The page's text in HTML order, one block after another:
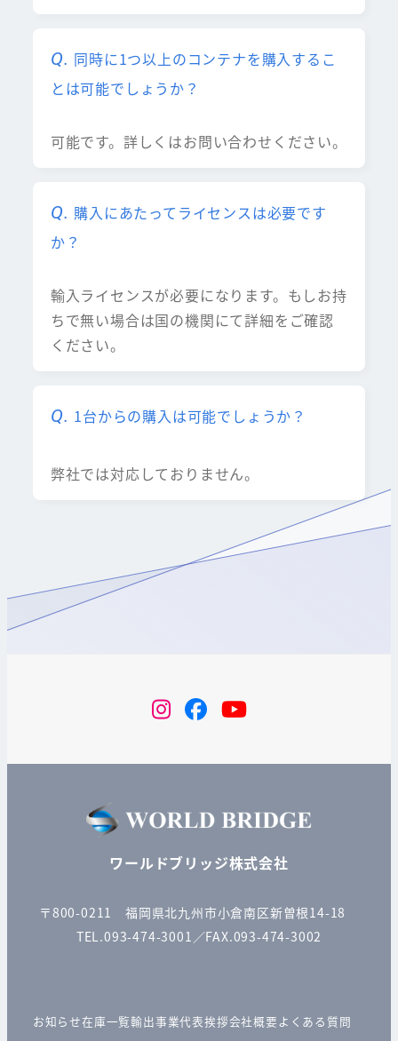
同時に1つ以上のコンテナを購入するこ
とは可能でしょうか？
可能です。詳しくはお問い合わせください。
購入にあたってライセンスは必要です
か？
輸入ライセンスが必要になります。もしお持
ちで無い場合は国の機関にて詳細をご確認
ください。
1台からの購入は可能でしょうか？
弊社では対応しておりません。
instagram
FacebookYouTube
ワールドブリッジ株式会社
〒800-0211 福岡県北九州市小倉南区新曽根14-18
TEL.093-474-3001／FAX.093-474-3002
お知らせ在庫一覧輸出事業代表挨拶会社概要よくある質問